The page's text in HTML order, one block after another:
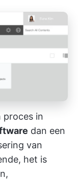
proces in
dan een
van
het is